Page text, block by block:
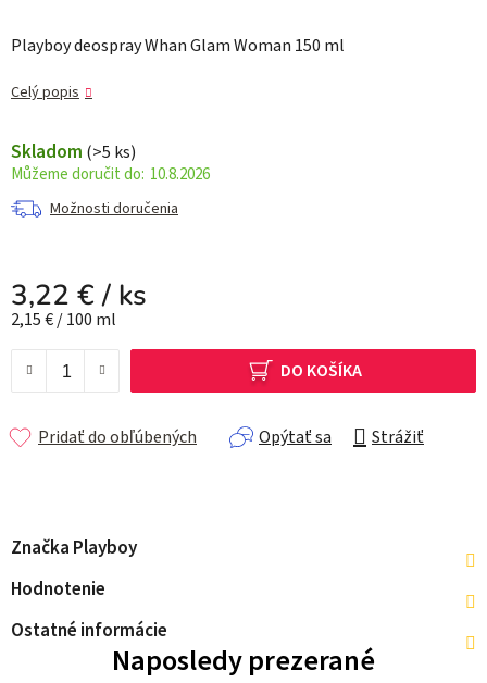
Playboy deospray Whan Glam Woman 150 ml
Celý popis
Skladom (>5 ks)
10.8.2026
Možnosti doručenia
3,22 €/ ks
Jednotková cena:
2,15 € / 100 ml
DO KOŠÍKA
Opýtať sa Strážiť
Pridať do obľúbených
Značka Playboy
Hodnotenie
Ostatné informácie
Naposledy prezerané